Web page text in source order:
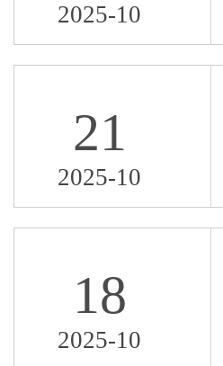
2025-10
21
2025-10
18
2025-10